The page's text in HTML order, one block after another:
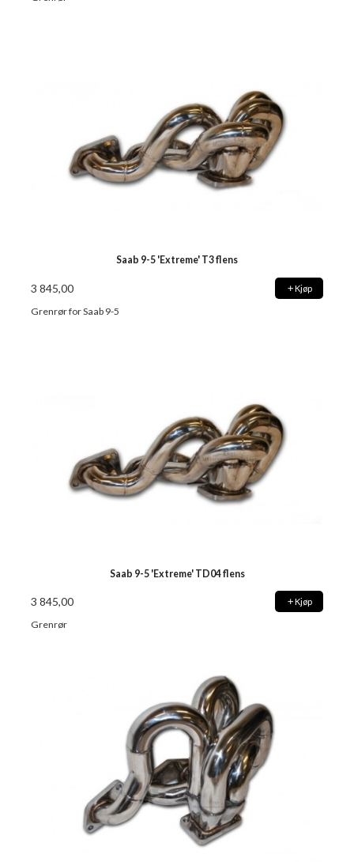
Saab 9-5 'Extreme' T3 flens
3 845,00 Kjøp
Grenrør for Saab 9-5
Saab 9-5 'Extreme' TD04 flens
3 845,00 Kjøp
Grenrør